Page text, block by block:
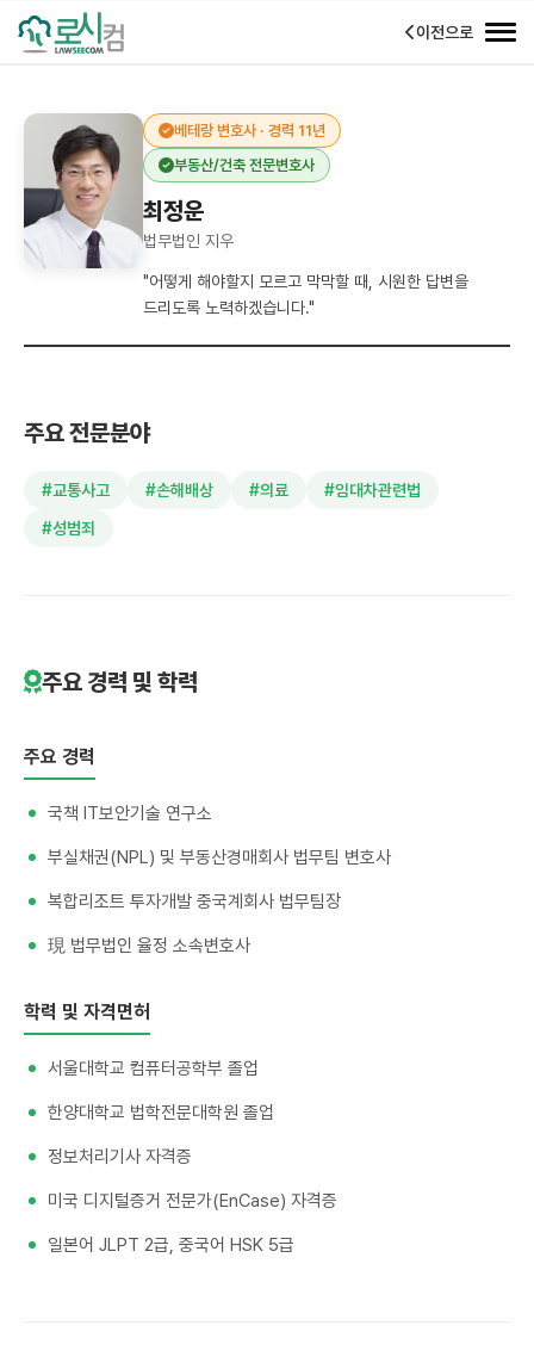
이전으로
베테랑 변호사 · 경력 11년
부동산/건축 전문변호사
최정운
법무법인 지우
"어떻게 해야할지 모르고 막막할 때, 시원한 답변을
드리도록 노력하겠습니다."
주요 전문분야
#교통사고 #손해배상 #의료
#임대차관련법
#성범죄
주요 경력 및 학력
주요 경력
국책 IT보안기술 연구소
부실채권(NPL) 및 부동산경매회사 법무팀 변호사
복합리조트 투자개발 중국계회사 법무팀장
現 법무법인 율정 소속변호사
학력 및 자격면허
서울대학교 컴퓨터공학부 졸업
한양대학교 법학전문대학원 졸업
정보처리기사 자격증
미국 디지털증거 전문가(EnCase) 자격증
일본어 JLPT 2급, 중국어 HSK 5급